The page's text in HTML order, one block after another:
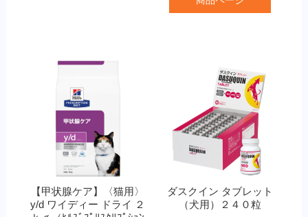
【甲状腺ケア】〈猫用〉
y/d ワイディー ドライ ２
ダスクイン タブレット
（犬用）２４０粒